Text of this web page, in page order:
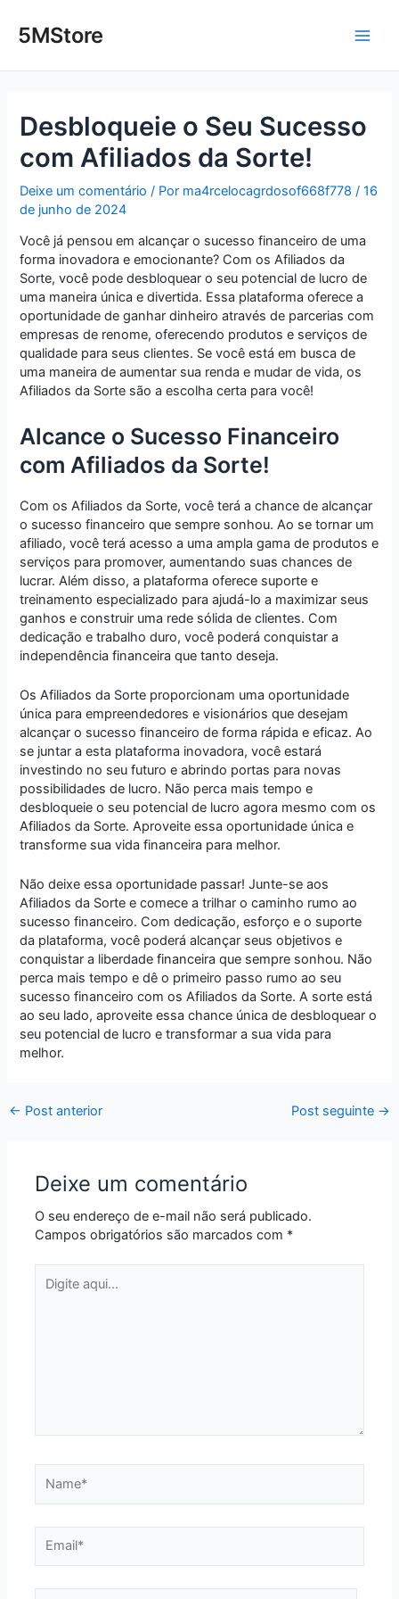
para5MStore
Desbloqueie o Seu Sucesso
com Afiliados da Sorte!
Deixe um comentário / Por ma4rcelocagrdosof668f778/16
de junho de 2024
Você já pensou em alcançar o sucesso financeiro de uma
forma inovadora e emocionante? Com os Afiliados da
Sorte, você pode desbloquear o seu potencial de lucro de
uma maneira única e divertida. Essa plataforma oferece a
oportunidade de ganhar dinheiro através de parcerias com
empresas de renome, oferecendo produtos e serviços de
qualidade para seus clientes. Se você está em busca de
uma maneira de aumentar sua renda e mudar de vida, os
Afiliados da Sorte são a escolha certa para você!
Alcance o Sucesso Financeiro
com Afiliados da Sorte!
Com os Afiliados da Sorte, você terá a chance de alcançar
o sucesso financeiro que sempre sonhou. Ao se tornar um
afiliado, você terá acesso a uma ampla gama de produtos e
serviços para promover, aumentando suas chances de
lucrar. Além disso, a plataforma oferece suporte e
treinamento especializado para ajudá-lo a maximizar seus
ganhos e construir uma rede sólida de clientes. Com
dedicação e trabalho duro, você poderá conquistar a
independência financeira que tanto deseja.
Os Afiliados da Sorte proporcionam uma oportunidade
única para empreendedores e visionários que desejam
alcançar o sucesso financeiro de forma rápida e eficaz. Ao
se juntar a esta plataforma inovadora, você estará
investindo no seu futuro e abrindo portas para novas
possibilidades de lucro. Não perca mais tempo e
desbloqueie o seu potencial de lucro agora mesmo com os
Afiliados da Sorte. Aproveite essa oportunidade única e
transforme sua vida financeira para melhor.
Não deixe essa oportunidade passar! Junte-se aos
Afiliados da Sorte e comece a trilhar o caminho rumo ao
sucesso financeiro. Com dedicação, esforço e o suporte
da plataforma, você poderá alcançar seus objetivos e
conquistar a liberdade financeira que sempre sonhou. Não
perca mais tempo e dê o primeiro passo rumo ao seu
sucesso financeiro com os Afiliados da Sorte. A sorte está
ao seu lado, aproveite essa chance única de desbloquear o
seu potencial de lucro e transformar a sua vida para
melhor.
navigation
← Post anterior Post seguinte →
Deixe um comentário
O seu endereço de e-mail não será publicado.
Campos obrigatórios são marcados com *
aqui...